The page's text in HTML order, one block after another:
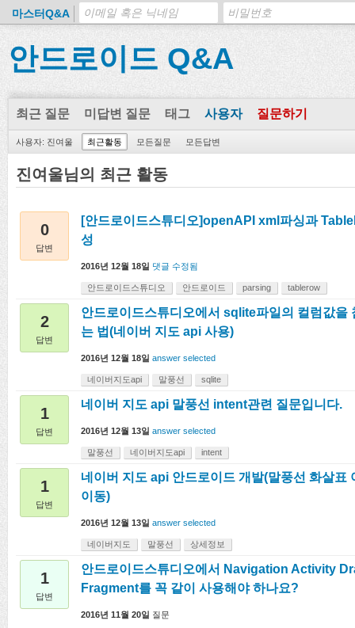
마스터Q&A
안드로이드 Q&A
최근 질문 미답변 질문 태그 사용자 질문하기
사용자: 진여울 최근활동 모든질문 모든답변
진여울님의 최근 활동
0
답변
[안드로이드스튜디오]openAPI xml파싱과
성
2016년 12월 18일 댓글 수정됨
안드로이드스튜디오 안드로이드 parsing tablerow
2
답변
안드로이드스튜디오에서 sqlite파일의 컬럼값을
는 법(네이버 지도 api 사용)
2016년 12월 18일 answer selected
네이버지도api 말풍선 sqlite
1
답변
네이버 지도 api 말풍선 intent관련 질문입니다.
2016년 12월 13일 answer selected
말풍선 네이버지도api intent
1
답변
네이버 지도 api 안드로이드 개발(말풍선 화살표
이동)
2016년 12월 13일 answer selected
네이버지도 말풍선 상세정보
1
답변
안드로이드스튜디오에서 Navigation Activity
Fragment를 꼭 같이 사용해야 하나요?
2016년 11월 20일 질문